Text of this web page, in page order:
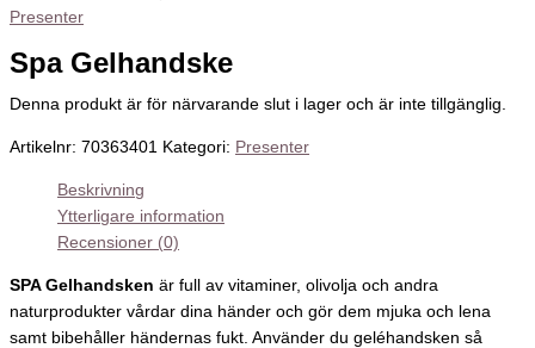
Presenter
Spa Gelhandske
Denna produkt är för närvarande slut i lager och är inte tillgänglig.
Artikelnr: 70363401 Kategori: Presenter
Beskrivning
Ytterligare information
Recensioner (0)
SPA Gelhandsken är full av vitaminer, olivolja och andra
naturprodukter vårdar dina händer och gör dem mjuka och lena
samt bibehåller händernas fukt. Använder du geléhandsken så